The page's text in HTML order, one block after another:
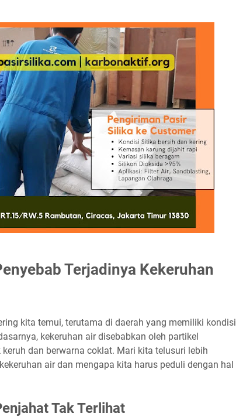
Terjadinya Kekeruhan
kita temui, terutama di daerah yang memiliki kondisi
kekeruhan air disebabkan oleh partikel
dan berwarna coklat. Mari kita telusuri lebih
air dan mengapa kita harus peduli dengan hal
Tak Terlihat